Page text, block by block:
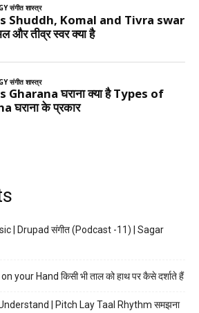
| Drupad संगीत (Podcast -11) | Sagar
your Hand किसी भी ताल को हाथ पर कैसे दर्शाते हैं
| Pitch Lay Taal Rhythm समझना